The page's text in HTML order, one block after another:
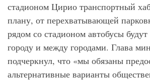
стадионом Цирио транспортный
плану, от перехватывающей
рядом со стадионом автобусы
городу и между городами. Глава
подчеркнул, что «мы обязаны
альтернативные варианты